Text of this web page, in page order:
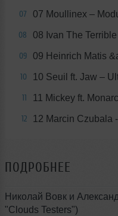
07 07 Moullinex –
08 08 Ivan The
09 09 Heinrich Matis
10 10 Seuil ft. Jaw –
11 11 Mickey ft.
12 12 Marcin Czubala
ПОДРОБНЕЕ
Николай Вовк и
"Clouds Testers")